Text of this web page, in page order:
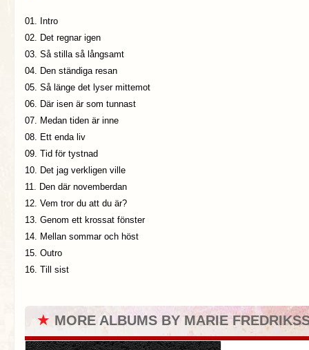
01. Intro
02. Det regnar igen
03. Så stilla så långsamt
04. Den ständiga resan
05. Så länge det lyser mittemot
06. Där isen är som tunnast
07. Medan tiden är inne
08. Ett enda liv
09. Tid för tystnad
10. Det jag verkligen ville
11. Den där novemberdan
12. Vem tror du att du är?
13. Genom ett krossat fönster
14. Mellan sommar och höst
15. Outro
16. Till sist
★ MORE ALBUMS BY MARIE